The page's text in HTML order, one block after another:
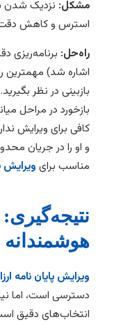
مشکل: نزدیک شدن
استرس و کاهش دقت
راه‌حل: برنامه‌ریزی
اشاره شد) مهمترین
بازبینی در نظر
بازخورد در مراحل
کافی برای ویرایش
و او را در جریان
مناسب برای ویرایش
هوشمندانه
ویرایش پایان نامه
دسترسی است، اما
انتخاب‌های دقیق